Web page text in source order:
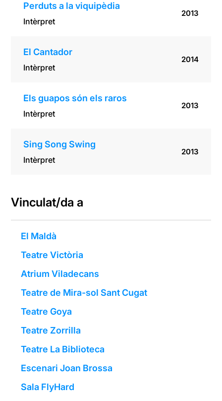
Perduts a la viquipèdia
Intèrpret
2013
El Cantador
Intèrpret
2014
Els guapos són els raros
Intèrpret
2013
Sing Song Swing
Intèrpret
2013
Vinculat/da a
El Maldà
Teatre Victòria
Atrium Viladecans
Teatre de Mira-sol Sant Cugat
Teatre Goya
Teatre Zorrilla
Teatre La Biblioteca
Escenari Joan Brossa
Sala FlyHard